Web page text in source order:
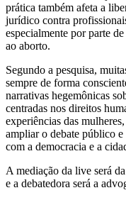
prática também afeta a
jurídico contra
especialmente por parte
ao aborto.
Segundo a pesquisa,
sempre de forma
narrativas hegemônicas
centradas nos direitos
experiências das
ampliar o debate público
com a democracia e a
A mediação da live será
e a debatedora será a